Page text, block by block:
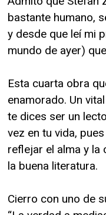
bastante humano,
y desde que leí mi
mundo de ayer)
Esta cuarta obra
enamorado. Un
te dices ser un
vez en tu vida,
reflejar el alma y la
la buena literatura.
Cierro con uno de